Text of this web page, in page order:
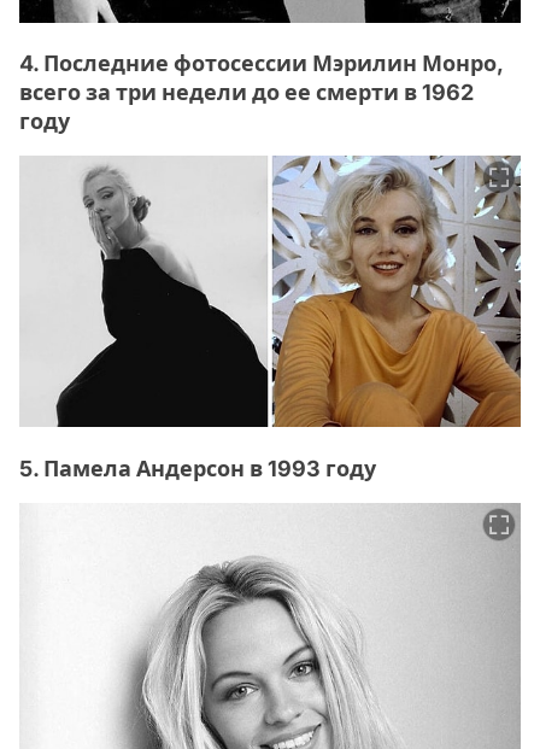
4. Последние фотосессии Мэрилин Монро,
всего за три недели до ее смерти в 1962
году
5. Памела Андерсон в 1993 году